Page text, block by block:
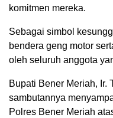
komitmen mereka.
Sebagai simbol
bendera geng motor
oleh seluruh anggota
Bupati Bener Meriah, Ir.
sambutannya
Polres Bener Meriah